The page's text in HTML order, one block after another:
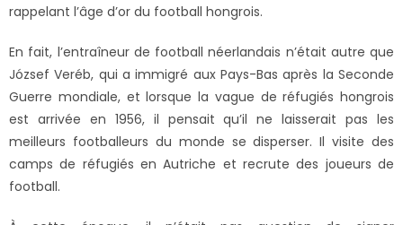
rappelant l’âge d’or du football hongrois.
En fait, l’entraîneur de football néerlandais n’était autre que
József Veréb, qui a immigré aux Pays-Bas après la Seconde
Guerre mondiale, et lorsque la vague de réfugiés hongrois
est arrivée en 1956, il pensait qu’il ne laisserait pas les
meilleurs footballeurs du monde se disperser. Il visite des
camps de réfugiés en Autriche et recrute des joueurs de
football.